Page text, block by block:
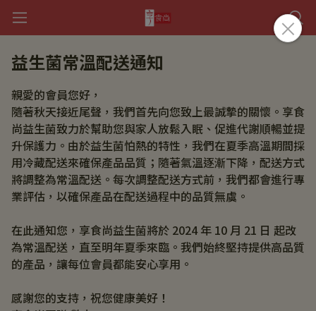
益生菌常溫配送通知
親愛的會員您好，
隨著秋天接近尾聲，我們首先向您致上最誠摯的關懷。享食
尚益生菌致力於幫助您與家人放鬆入眠、促進代謝順暢並提
升保護力。由於益生菌怕熱的特性，我們在夏季高溫期間採
用冷藏配送來確保產品品質；隨著氣溫逐漸下降，配送方式
將調整為常溫配送。每次調整配送方式前，我們都會進行專
業評估，以確保產品在配送過程中的品質無虞。
在此通知您，享食尚益生菌將於 2024 年 10 月 21 日 起改
為常溫配送，直至明年夏季來臨。我們始終堅持提供高品質
的產品，讓每位會員都能安心享用。
感謝您的支持，祝您健康美好！